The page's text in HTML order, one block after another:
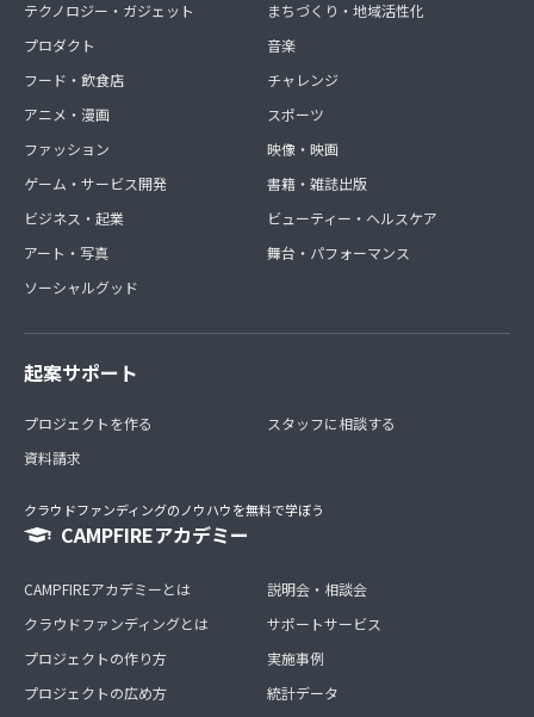
テクノロジー・ガジェット
プロダクト
フード・飲食店
アニメ・漫画
ファッション
ゲーム・サービス開発
ビジネス・起業
アート・写真
ソーシャルグッド
まちづくり・地域活性化
音楽
チャレンジ
スポーツ
映像・映画
書籍・雑誌出版
ビューティー・ヘルスケア
舞台・パフォーマンス
起案サポート
プロジェクトを作る
資料請求
スタッフに相談する
クラウドファンディングのノウハウを無料で学ぼう
CAMPFIREアカデミー
CAMPFIREアカデミーとは
クラウドファンディングとは
プロジェクトの作り方
プロジェクトの広め方
説明会・相談会
サポートサービス
実施事例
統計データ